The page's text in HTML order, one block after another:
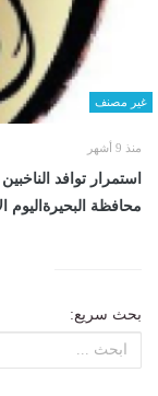
غير مصنف
منذ 9 أشهر
استمرار توافد
محافظة البحيرةاليوم الإثنين، 10 نوفمبر
بحث سريع: